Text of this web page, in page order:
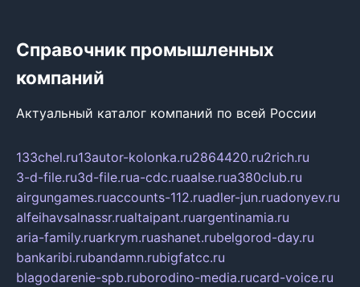
Справочник промышленных
компаний
Актуальный каталог компаний по всей России
133chel.ru13autor-kolonka.ru2864420.ru2rich.ru
3-d-file.ru3d-file.rua-cdc.ruaalse.rua380club.ru
airgungames.ruaccounts-112.ruadler-jun.ruadonyev.ru
alfeihavsalnassr.rualtaipant.ruargentinamia.ru
aria-family.ruarkrym.ruashanet.rubelgorod-day.ru
bankaribi.rubandamn.rubigfatcc.ru
blagodarenie-spb.ruborodino-media.rucard-voice.ru